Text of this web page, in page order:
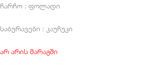
ჩარჩო : ფოლადი
საბურავები : კაუჩუკი
არ არის მარაგში